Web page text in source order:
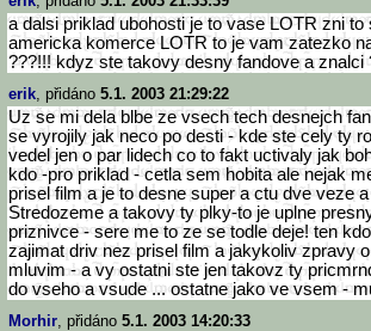
a dalsi priklad ubohosti je to vase LOTR zni
americka komerce LOTR to je vam zatezko
???!!! kdyz ste takovy desny fandove a znalci
erik, přidáno 5.1. 2003 21:29:22
Uz se mi dela blbe ze vsech tech desnejch
se vyrojily jak neco po desti - kde ste cely ty
vedel jen o par lidech co to fakt uctivaly jak
kdo -pro priklad - cetla sem hobita ale nejak
prisel film a je to desne super a ctu dve veze
Stredozeme a takovy ty plky-to je uplne
priznivce - sere me to ze se todle deje! ten
zajimat driv nez prisel film a jakykoliv zpravy
mluvim - a vy ostatni ste jen takovz ty
do vseho a vsude ... ostatne jako ve vsem -
Morhir, přidáno 5.1. 2003 14:20:33